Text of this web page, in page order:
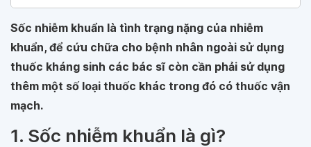
Sốc nhiễm khuẩn là tình trạng nặng của nhiễm
khuẩn, để cứu chữa cho bệnh nhân ngoài sử dụng
thuốc kháng sinh các bác sĩ còn cần phải sử dụng
thêm một số loại thuốc khác trong đó có thuốc vận
mạch.
1. Sốc nhiễm khuẩn là gì?